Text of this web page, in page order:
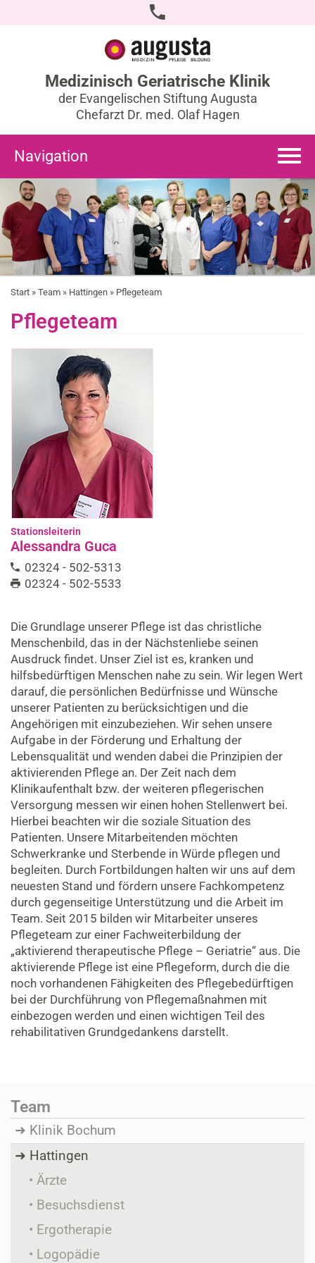
Medizinisch Geriatrische Klinik
der Evangelischen Stiftung Augusta
Chefarzt Dr. med. Olaf Hagen
Navigation
Start » Team » Hattingen » Pflegeteam
Pflegeteam
Stationsleiterin
Alessandra Guca
02324 - 502-5313
02324 - 502-5533
Die Grundlage unserer Pflege ist das christliche
Menschenbild, das in der Nächstenliebe seinen
Ausdruck findet. Unser Ziel ist es, kranken und
hilfsbedürftigen Menschen nahe zu sein. Wir legen Wert
darauf, die persönlichen Bedürfnisse und Wünsche
unserer Patienten zu berücksichtigen und die
Angehörigen mit einzubeziehen. Wir sehen unsere
Aufgabe in der Förderung und Erhaltung der
Lebensqualität und wenden dabei die Prinzipien der
aktivierenden Pflege an. Der Zeit nach dem
Klinikaufenthalt bzw. der weiteren pflegerischen
Versorgung messen wir einen hohen Stellenwert bei.
Hierbei beachten wir die soziale Situation des
Patienten. Unsere Mitarbeitenden möchten
Schwerkranke und Sterbende in Würde pflegen und
begleiten. Durch Fortbildungen halten wir uns auf dem
neuesten Stand und fördern unsere Fachkompetenz
durch gegenseitige Unterstützung und die Arbeit im
Team. Seit 2015 bilden wir Mitarbeiter unseres
Pflegeteam zur einer Fachweiterbildung der
„aktivierend therapeutische Pflege – Geriatrie“ aus. Die
aktivierende Pflege ist eine Pflegeform, durch die die
noch vorhandenen Fähigkeiten des Pflegebedürftigen
bei der Durchführung von Pflegemaßnahmen mit
einbezogen werden und einen wichtigen Teil des
rehabilitativen Grundgedankens darstellt.
Team
Klinik Bochum
Hattingen
Ärzte
Besuchsdienst
Ergotherapie
Logopädie